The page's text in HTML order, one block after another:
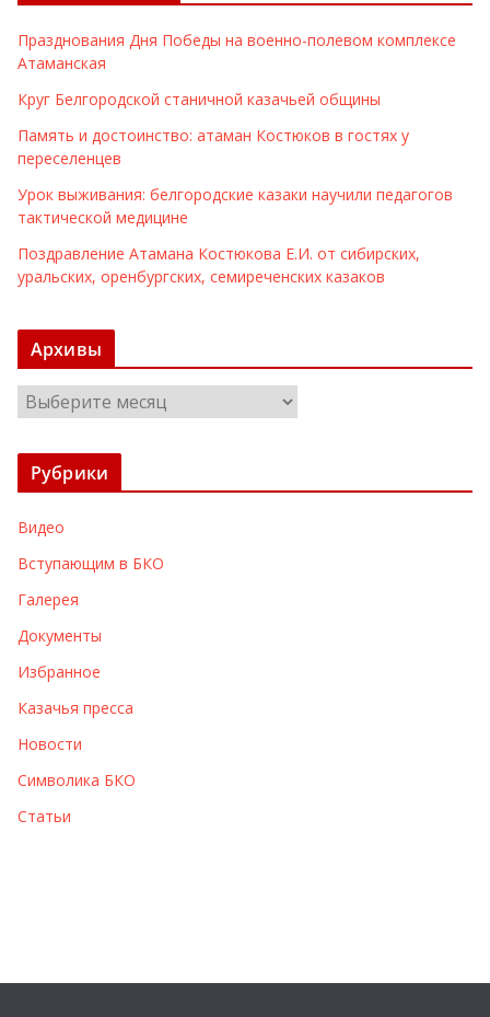
Празднования Дня Победы на военно-полевом комплексе
Атаманская
Круг Белгородской станичной казачьей общины
Память и достоинство: атаман Костюков в гостях у
переселенцев
Урок выживания: белгородские казаки научили педагогов
тактической медицине
Поздравление Атамана Костюкова Е.И. от сибирских,
уральских, оренбургских, семиреченских казаков
Архивы
х
ы
Рубрики
Видео
Вступающим в БКО
Галерея
Документы
Избранное
Казачья пресса
Новости
Символика БКО
Статьи